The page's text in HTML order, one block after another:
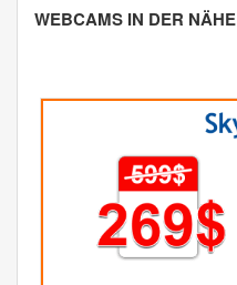
WEBCAMS IN DER NÄHE